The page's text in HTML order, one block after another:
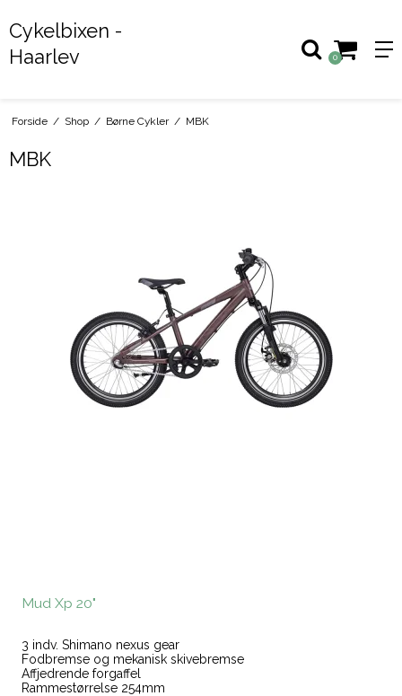
Cykelbixen -
Haarlev
0
Forside / Shop / Børne Cykler / MBK
MBK
Mud Xp 20"
3 indv. Shimano nexus gear
Fodbremse og mekanisk skivebremse
Affjedrende forgaffel
Rammestørrelse 254mm